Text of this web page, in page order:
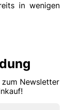
in wenigen
Newsletter